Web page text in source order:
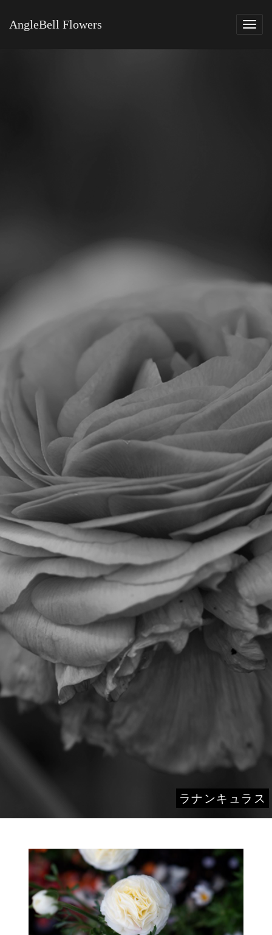
AngleBell Flowers
ラナンキュラス